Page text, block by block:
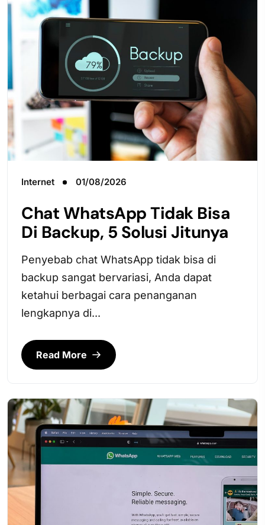
Internet 01/08/2026
Chat WhatsApp Tidak Bisa
Di Backup, 5 Solusi Jitunya
Penyebab chat WhatsApp tidak bisa di
backup sangat bervariasi, Anda dapat
ketahui berbagai cara penanganan
lengkapnya di...
Read More